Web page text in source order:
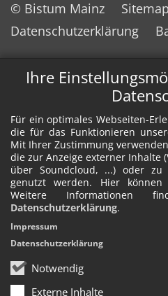
Ihre
Für ein optimales Webseiten-
die für das Funktionieren
Mit Ihrer Zustimmung
die zur Anzeige externer Inhalte
über Soundcloud, ...) oder zu
genutzt werden. Hier
Weitere Informationen
Datenschutzerklärung.
Notwendig
Externe Inhalte
Impressum
Datenschutzerklärung
© Bistum Mainz Sitemap
Datenschutzerklärung